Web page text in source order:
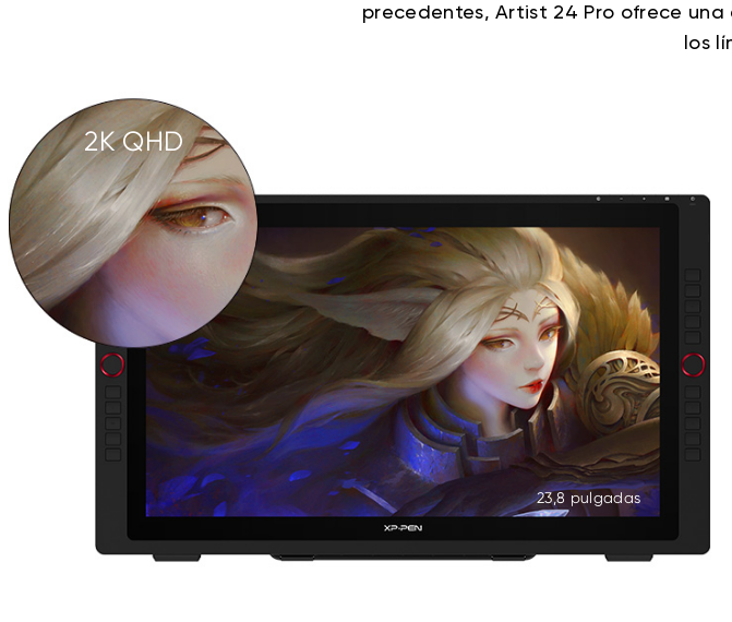
precedentes, Artist 24 Pro ofrece
los
23,8 pulgadas
2K QHD